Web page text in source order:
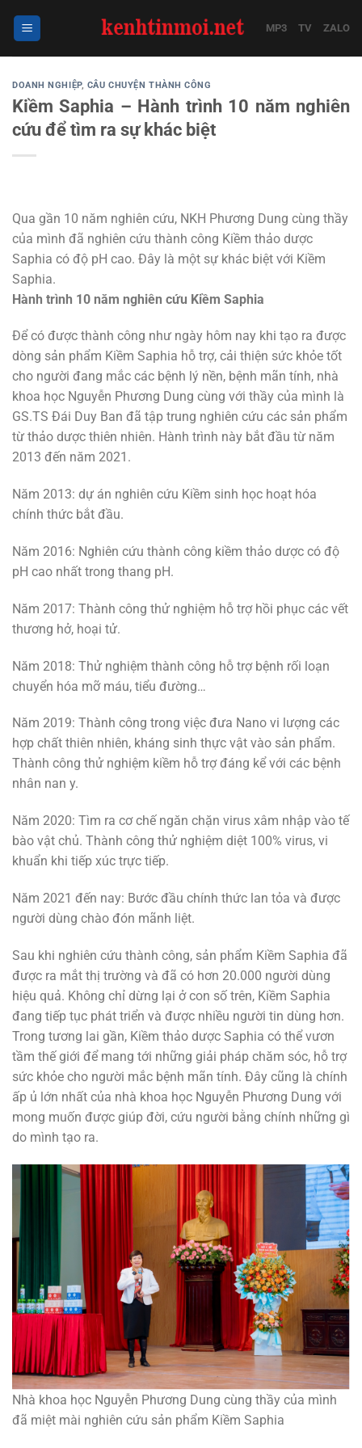
MP3 TV ZALO
DOANH NGHIỆP, CÂU CHUYỆN THÀNH CÔNG
Kiềm Saphia – Hành trình 10 năm nghiên
cứu để tìm ra sự khác biệt
Qua gần 10 năm nghiên cứu, NKH Phương Dung cùng thầy
của mình đã nghiên cứu thành công Kiềm thảo dược
Saphia có độ pH cao. Đây là một sự khác biệt với Kiềm
Saphia.
Hành trình 10 năm nghiên cứu Kiềm Saphia
Để có được thành công như ngày hôm nay khi tạo ra được
dòng sản phẩm Kiềm Saphia hỗ trợ, cải thiện sức khỏe tốt
cho người đang mắc các bệnh lý nền, bệnh mãn tính, nhà
khoa học Nguyễn Phương Dung cùng với thầy của mình là
GS.TS Đái Duy Ban đã tập trung nghiên cứu các sản phẩm
từ thảo dược thiên nhiên. Hành trình này bắt đầu từ năm
2013 đến năm 2021.
Năm 2013: dự án nghiên cứu Kiềm sinh học hoạt hóa
chính thức bắt đầu.
Năm 2016: Nghiên cứu thành công kiềm thảo dược có độ
pH cao nhất trong thang pH.
Năm 2017: Thành công thử nghiệm hỗ trợ hồi phục các vết
thương hở, hoại tử.
Năm 2018: Thử nghiệm thành công hỗ trợ bệnh rối loạn
chuyển hóa mỡ máu, tiểu đường…
Năm 2019: Thành công trong việc đưa Nano vi lượng các
hợp chất thiên nhiên, kháng sinh thực vật vào sản phẩm.
Thành công thử nghiệm kiềm hỗ trợ đáng kể với các bệnh
nhân nan y.
Năm 2020: Tìm ra cơ chế ngăn chặn virus xâm nhập vào tế
bào vật chủ. Thành công thử nghiệm diệt 100% virus, vi
khuẩn khi tiếp xúc trực tiếp.
Năm 2021 đến nay: Bước đầu chính thức lan tỏa và được
người dùng chào đón mãnh liệt.
Sau khi nghiên cứu thành công, sản phẩm Kiềm Saphia đã
được ra mắt thị trường và đã có hơn 20.000 người dùng
hiệu quả. Không chỉ dừng lại ở con số trên, Kiềm Saphia
đang tiếp tục phát triển và được nhiều người tin dùng hơn.
Trong tương lai gần, Kiềm thảo dược Saphia có thể vươn
tầm thế giới để mang tới những giải pháp chăm sóc, hỗ trợ
sức khỏe cho người mắc bệnh mãn tính. Đây cũng là chính
ấp ủ lớn nhất của nhà khoa học Nguyễn Phương Dung với
mong muốn được giúp đời, cứu người bằng chính những gì
do mình tạo ra.
Nhà khoa học Nguyễn Phương Dung cùng thầy của mình
đã miệt mài nghiên cứu sản phẩm Kiềm Saphia